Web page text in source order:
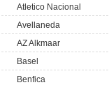
Atletico Nacional
Avellaneda
AZ Alkmaar
Basel
Benfica